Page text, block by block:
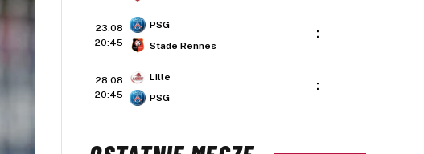
23.08
20:45
PSG
Stade Rennes
:
28.08
20:45
Lille
PSG
: